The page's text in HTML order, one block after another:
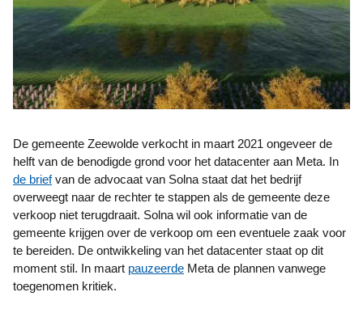
De gemeente Zeewolde verkocht in maart 2021 ongeveer de
helft van de benodigde grond voor het datacenter aan Meta. In
de briefvan de advocaat van Solna staat dat het bedrijf
overweegt naar de rechter te stappen als de gemeente deze
verkoop niet terugdraait. Solna wil ook informatie van de
gemeente krijgen over de verkoop om een eventuele zaak voor
te bereiden. De ontwikkeling van het datacenter staat op dit
moment stil. In maart pauzeerde Meta de plannen vanwege
toegenomen kritiek.